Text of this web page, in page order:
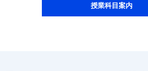
授業科目案内